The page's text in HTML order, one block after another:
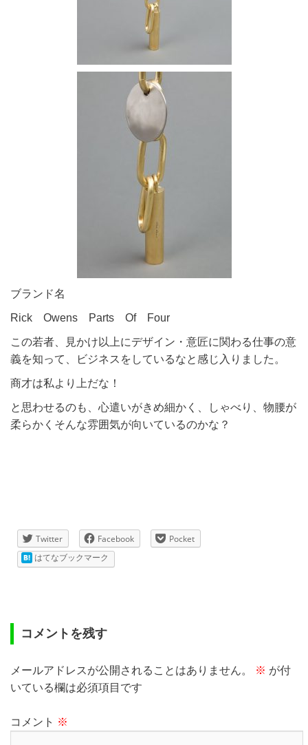
ブランド名
Rick Owens Parts Of Four
この若者、見かけ以上にデザイン・意匠に関わる仕事の意
義を知って、ビジネスをしているなと感じ入りました。
商才は私より上だな！
と思わせるのも、心遣いがきめ細かく、しゃべり、物腰が
柔らかくそんな雰囲気が向いているのかな？
Twitter Facebook
Pocket
はてなブックマーク
コメントを残す
メールアドレスが公開されることはありません。 ※ が付
いている欄は必須項目です
コメント ※